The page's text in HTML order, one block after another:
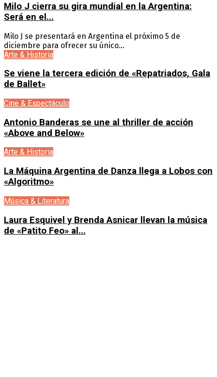
Milo J cierra su gira mundial en la Argentina:
Será en el...
Milo J se presentará en Argentina el próximo 5 de
diciembre para ofrecer su único...
Arte & Historia
Se viene la tercera edición de «Repatriados, Gala
de Ballet»
Cine & Espectáculo
Antonio Banderas se une al thriller de acción
«Above and Below»
Arte & Historia
La Máquina Argentina de Danza llega a Lobos con
«Algoritmo»
Música & Literatura
Laura Esquivel y Brenda Asnicar llevan la música
de «Patito Feo» al...